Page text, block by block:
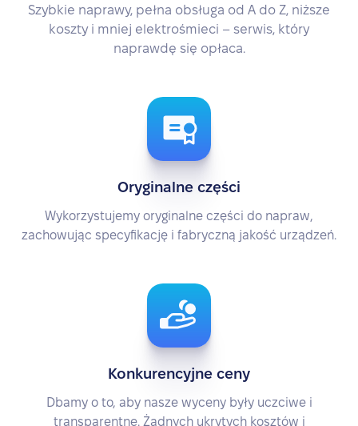
Szybkie naprawy, pełna obsługa od A do Z, niższe
koszty i mniej elektrośmieci – serwis, który
naprawdę się opłaca.
Oryginalne części
Wykorzystujemy oryginalne części do napraw,
zachowując specyfikację i fabryczną jakość urządzeń.
Konkurencyjne ceny
Dbamy o to, aby nasze wyceny były uczciwe i
transparentne. Żadnych ukrytych kosztów i